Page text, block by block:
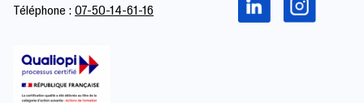
Téléphone : 07-50-14-61-16